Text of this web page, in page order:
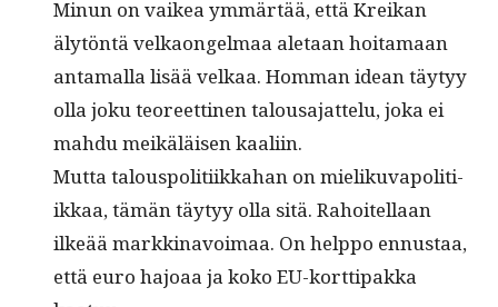
Min­un on vaikea ymmärtää, että Kreikan
älytön­tä velka­on­gel­maa ale­taan hoita­maan
anta­mal­la lisää velkaa. Hom­man idean täy­tyy
olla joku teo­reet­ti­nen talousa­jat­telu, joka ei
mah­du meikäläisen kaaliin.
Mut­ta talous­poli­ti­ikka­han on mieliku­vapoli­ti­
ikkaa, tämän täy­tyy olla sitä. Rahoitel­laan
ilkeää markki­navoimaa. On help­po ennus­taa,
että euro hajoaa ja koko EU-kort­ti­pak­ka